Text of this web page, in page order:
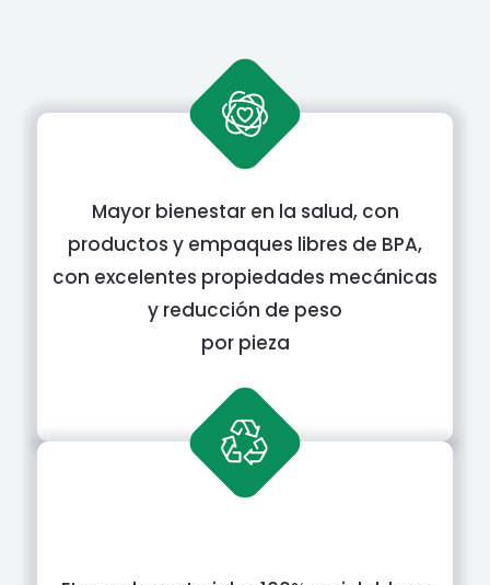
Mayor bienestar en la salud, con
productos y empaques libres de BPA,
con excelentes propiedades mecánicas
y reducción de peso
por pieza